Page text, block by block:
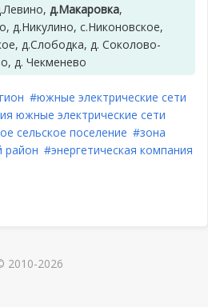
д.Макаровка,
д.Никулино, с.Никоновское,
д.Слободка, д. Соколово-
д. Чекменево
#южные электрические сети
южные электрические сети
сельское поселение #зона
район #энергетическая компания
2010-2026